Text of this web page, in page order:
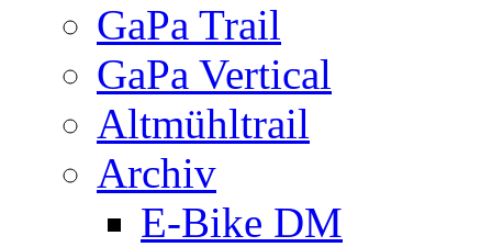
GaPa Trail
GaPa Vertical
Altmühltrail
Archiv
E-Bike DM